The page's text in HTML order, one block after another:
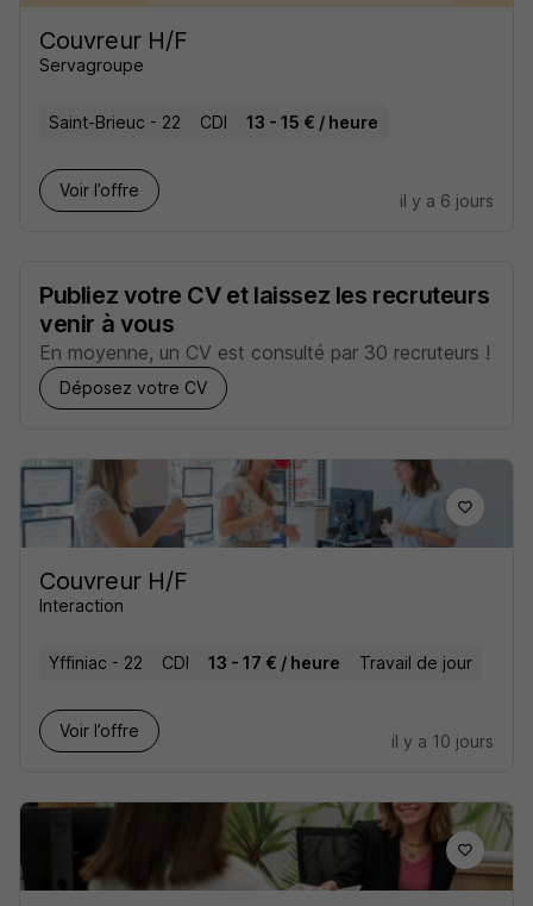
Couvreur H/F
Servagroupe
Saint-Brieuc - 22 CDI 13 - 15 € / heure
Voir l’offre
il y a 6 jours
Publiez votre CV et laissez les recruteurs
venir à vous
En moyenne, un CV est consulté par 30 recruteurs !
Déposez votre CV
Couvreur H/F
Interaction
Yffiniac - 22 CDI 13 - 17 € / heure Travail de jour
Voir l’offre
il y a 10 jours